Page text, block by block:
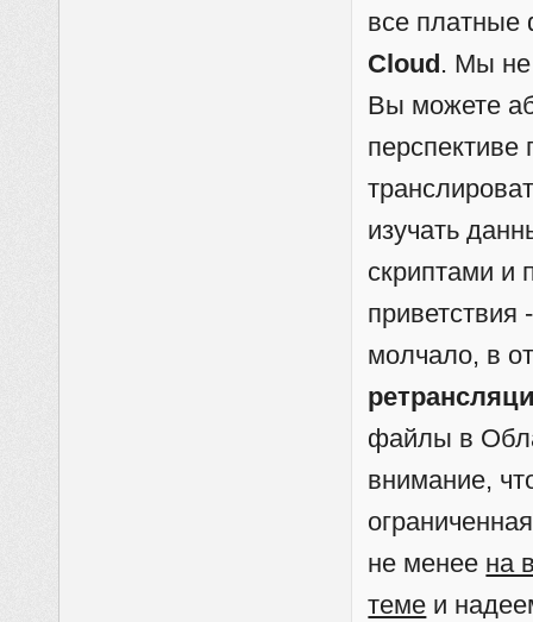
все платные
Cloud. Мы
Вы можете
изучать
скриптами и
молчало, в
файлы в
внимание,
не менее на
теме и